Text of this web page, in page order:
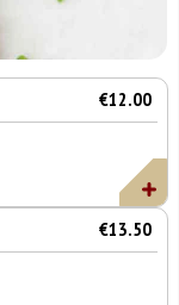
€12.00
€13.50